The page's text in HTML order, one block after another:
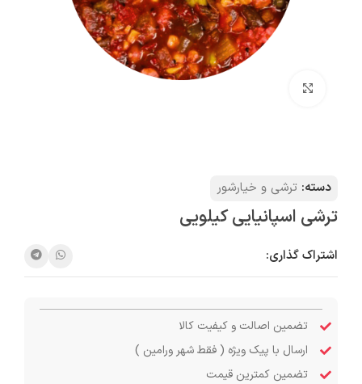
دسته: ترشی و خیارشور
ترشی اسپانیایی کیلویی
اشتراک گذاری:
تضمین اصالت و کیفیت کالا
ارسال با پیک ویژه ( فقط شهر ورامین )
تضمین کمترین قیمت